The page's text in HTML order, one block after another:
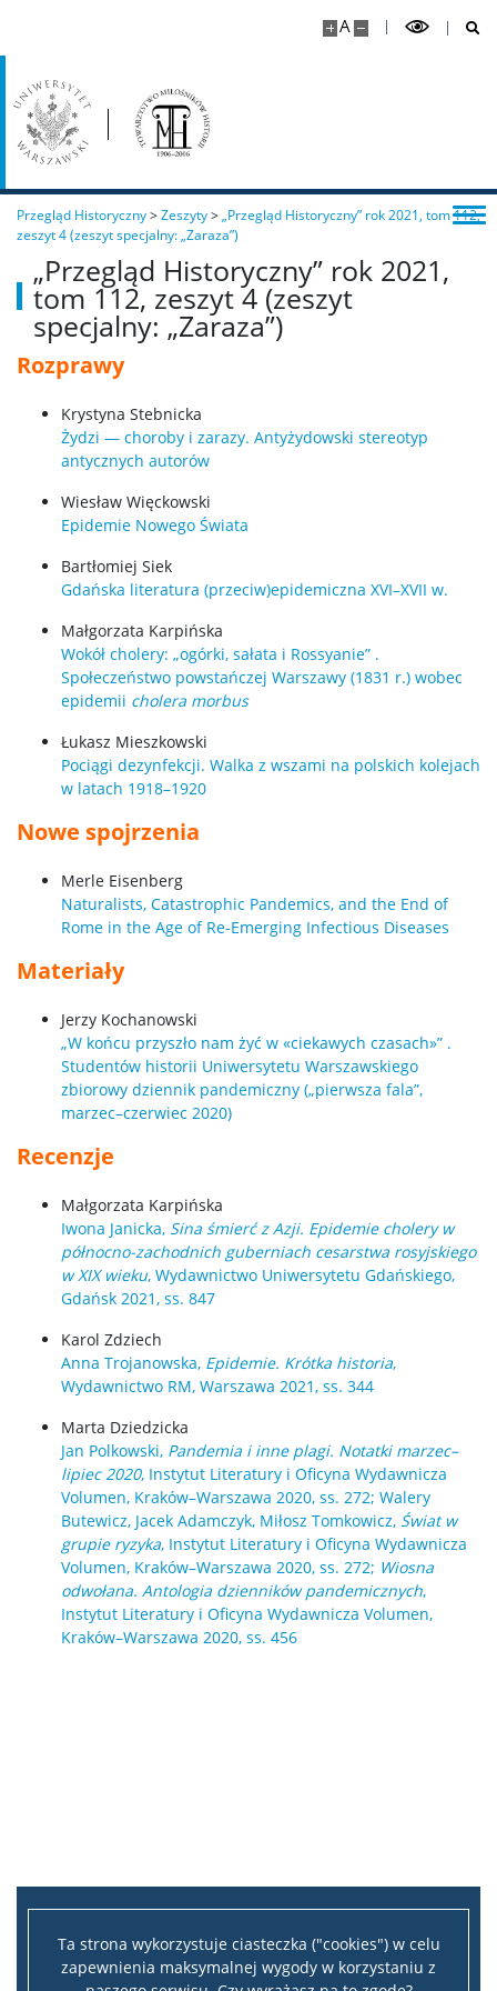
Ta strona wykorzystuje ciasteczka ("cookies") w celu
zapewnienia maksymalnej wygody w korzystaniu z
A
Przegląd Historyczny>Zeszyty>„Przegląd Historyczny” rok 2021, tom 112,
zeszyt 4 (zeszyt specjalny: „Zaraza”)
„Przegląd Historyczny” rok 2021,
tom 112, zeszyt 4 (zeszyt
specjalny: „Zaraza”)
Rozprawy
Krystyna Stebnicka
Żydzi — choroby i zarazy. Antyżydowski stereotyp
antycznych autorów
Wiesław Więckowski
Epidemie Nowego Świata
Bartłomiej Siek
Gdańska literatura (przeciw)epidemiczna XVI–XVII w.
Małgorzata Karpińska
Wokół cholery: „ogórki, sałata i Rossyanie” .
Społeczeństwo powstańczej Warszawy (1831 r.) wobec
epidemii cholera morbus
Łukasz Mieszkowski
Pociągi dezynfekcji. Walka z wszami na polskich kolejach
w latach 1918–1920
Nowe spojrzenia
Merle Eisenberg
Naturalists, Catastrophic Pandemics, and the End of
Rome in the Age of Re-Emerging Infectious Diseases
Materiały
Jerzy Kochanowski
„W końcu przyszło nam żyć w «ciekawych czasach»” .
Studentów historii Uniwersytetu Warszawskiego
zbiorowy dziennik pandemiczny („pierwsza fala”,
marzec–czerwiec 2020)
Recenzje
Małgorzata Karpińska
Iwona Janicka, Sina śmierć z Azji. Epidemie cholery w
północno-zachodnich guberniach cesarstwa rosyjskiego
w XIX wieku, Wydawnictwo Uniwersytetu Gdańskiego,
Gdańsk 2021, ss. 847
Karol Zdziech
Anna Trojanowska, Epidemie. Krótka historia,
Wydawnictwo RM, Warszawa 2021, ss. 344
Marta Dziedzicka
Jan Polkowski, Pandemia i inne plagi. Notatki marzec–
lipiec 2020, Instytut Literatury i Oficyna Wydawnicza
Volumen, Kraków–Warszawa 2020, ss. 272; Walery
Butewicz, Jacek Adamczyk, Miłosz Tomkowicz, Świat w
grupie ryzyka, Instytut Literatury i Oficyna Wydawnicza
Volumen, Kraków–Warszawa 2020, ss. 272; Wiosna
odwołana. Antologia dzienników pandemicznych,
Instytut Literatury i Oficyna Wydawnicza Volumen,
Kraków–Warszawa 2020, ss. 456